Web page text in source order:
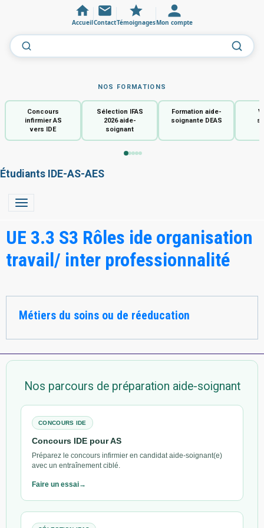
AccueilContactTémoignagesMon compte
NOS FORMATIONS
Concours
infirmier AS
vers IDE
Sélection IFAS
2026 aide-
soignant
Formation aide-
soignante DEAS
Étudiants IDE-AS-AES
UE 3.3 S3 Rôles ide organisation
travail/ inter professionnalité
Métiers du soins ou de réeducation
Nos parcours de préparation aide-soignant
CONCOURS IDE
Concours IDE pour AS
Préparez le concours infirmier en candidat aide-soignant(e)
avec un entraînement ciblé.
Faire un essai